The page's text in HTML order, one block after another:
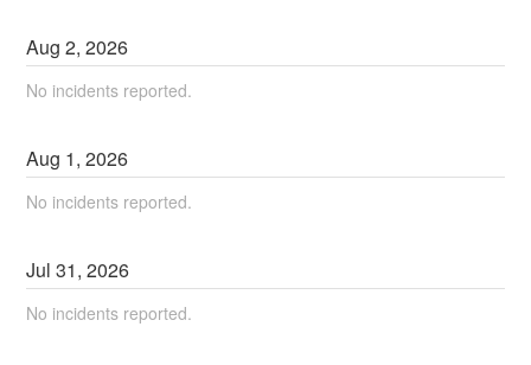
Aug2,2026
No incidents reported.
Aug 1,2026
No incidents reported.
Jul31,2026
No incidents reported.